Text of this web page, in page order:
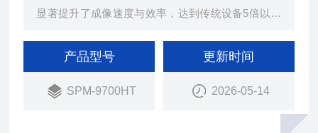
显著提升了成像速度与效率，达到传统设备5倍以上
图像输出。该设备集成了多项优良功能，如一键自动
进针、导航定位、多种图像分析处理工具以及丰富的
测量模式，支持纳米压痕、纳米热分析等多种扩展应
用，为用户提供高效、便捷、多功能的观测与分析体
产品型号
SPM-9700HT
更新时间
2026-05-14